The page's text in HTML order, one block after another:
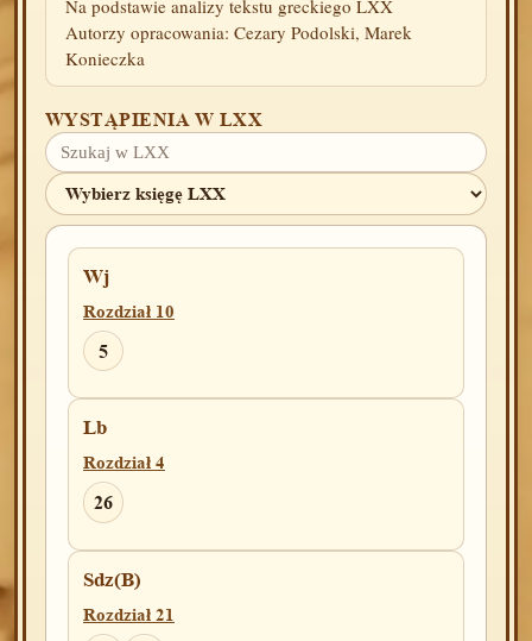
Na podstawie analizy tekstu greckiego LXX
Autorzy opracowania: Cezary Podolski, Marek
Konieczka
WYSTĄPIENIA W LXX
Wj
Rozdział 10
5
Lb
Rozdział 4
26
Sdz(B)
Rozdział 21